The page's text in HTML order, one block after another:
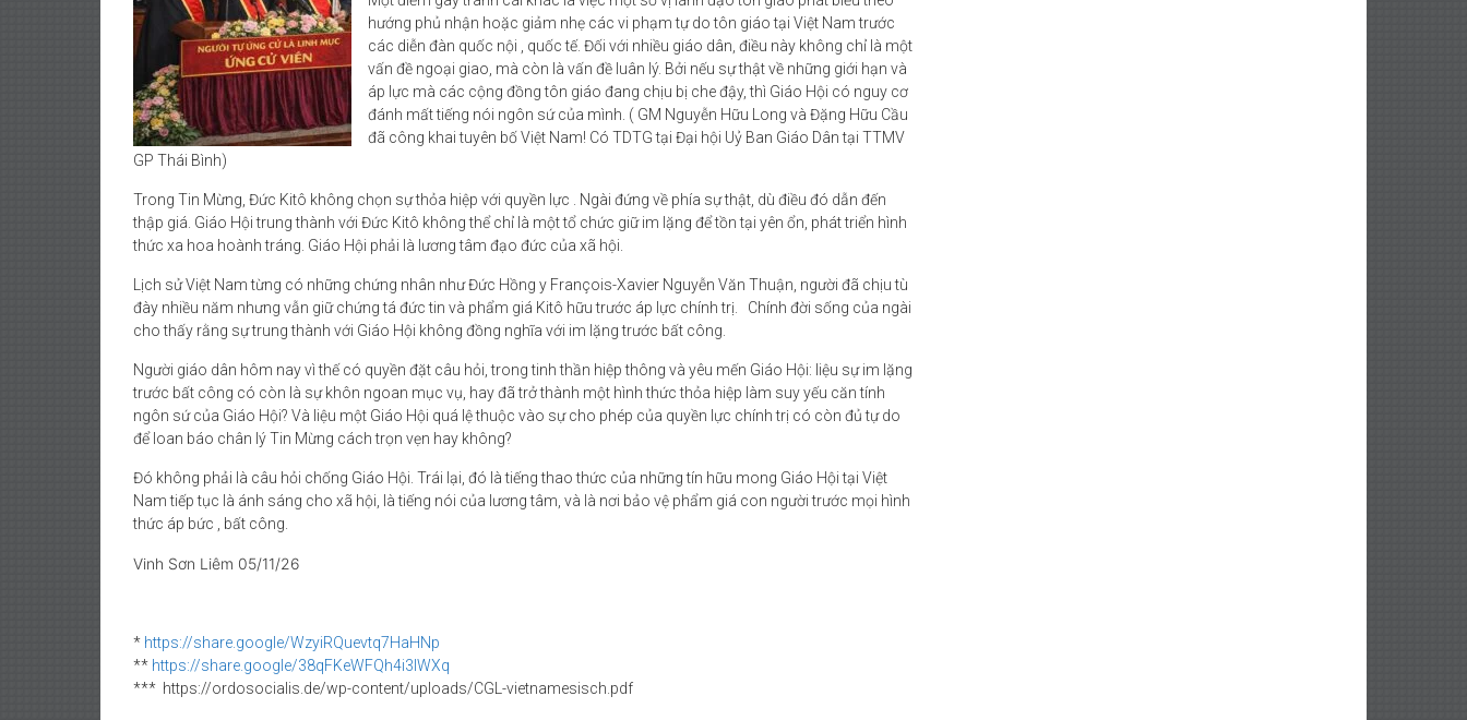
hướng phủ nhận hoặc giảm nhẹ các vi phạm tự do tôn giáo tại Việt Nam trước
các diễn đàn quốc nội , quốc tế. Đối với nhiều giáo dân, điều này không chỉ là một
vấn đề ngoại giao, mà còn là vấn đề luân lý. Bởi nếu sự thật về những giới hạn và
áp lực mà các cộng đồng tôn giáo đang chịu bị che đậy, thì Giáo Hội có nguy cơ
đánh mất tiếng nói ngôn sứ của mình. ( GM Nguyễn Hữu Long và Đặng Hữu Cầu
đã công khai tuyên bố Việt Nam! Có TDTG tại Đại hội Uỷ Ban Giáo Dân tại TTMV
GP Thái Bình)
Trong Tin Mừng, Đức Kitô không chọn sự thỏa hiệp với quyền lực . Ngài đứng về phía sự thật, dù điều đó dẫn đến
thập giá. Giáo Hội trung thành với Đức Kitô không thể chỉ là một tổ chức giữ im lặng để tồn tại yên ổn, phát triển hình
thức xa hoa hoành tráng. Giáo Hội phải là lương tâm đạo đức của xã hội.
Lịch sử Việt Nam từng có những chứng nhân như Đức Hồng y François-Xavier Nguyễn Văn Thuận, người đã chịu tù
đày nhiều năm nhưng vẫn giữ chứng tá đức tin và phẩm giá Kitô hữu trước áp lực chính trị. Chính đời sống của ngài
cho thấy rằng sự trung thành với Giáo Hội không đồng nghĩa với im lặng trước bất công.
Người giáo dân hôm nay vì thế có quyền đặt câu hỏi, trong tinh thần hiệp thông và yêu mến Giáo Hội: liệu sự im lặng
trước bất công có còn là sự khôn ngoan mục vụ, hay đã trở thành một hình thức thỏa hiệp làm suy yếu căn tính
ngôn sứ của Giáo Hội? Và liệu một Giáo Hội quá lệ thuộc vào sự cho phép của quyền lực chính trị có còn đủ tự do
để loan báo chân lý Tin Mừng cách trọn vẹn hay không?
Đó không phải là câu hỏi chống Giáo Hội. Trái lại, đó là tiếng thao thức của những tín hữu mong Giáo Hội tại Việt
Nam tiếp tục là ánh sáng cho xã hội, là tiếng nói của lương tâm, và là nơi bảo vệ phẩm giá con người trước mọi hình
thức áp bức , bất công.
Vinh Sơn Liêm 05/11/26
* https://share.google/WzyiRQuevtq7HaHNp
** https://share.google/38qFKeWFQh4i3lWXq
*** https://ordosocialis.de/wp-content/uploads/CGL-vietnamesisch.pdf